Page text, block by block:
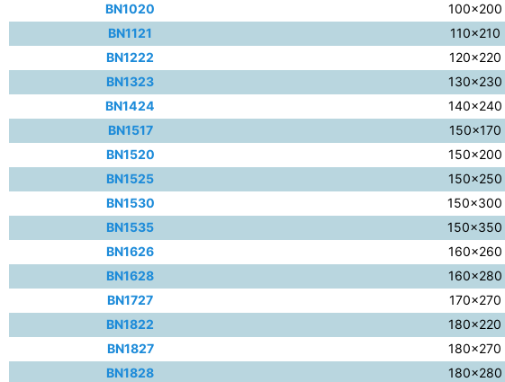
BN1020
100×200
BN1121
110×210
BN1222
120×220
BN1323
130×230
BN1424
140×240
BN1517
150×170
BN1520
150×200
BN1525
150×250
BN1530
150×300
BN1535
150×350
BN1626
160×260
BN1628
160×280
BN1727
170×270
BN1822
180×220
BN1827
180×270
BN1828
180×280